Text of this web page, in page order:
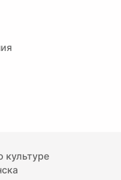
культуре